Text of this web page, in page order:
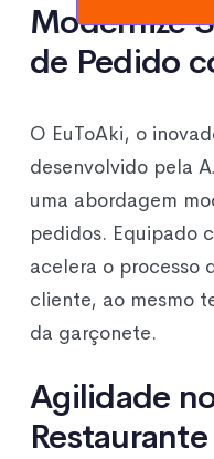
Modernize
de Pedido
O EuToAki, o
desenvolvido pela
uma abordagem
pedidos. Equipado
acelera o processo
cliente, ao mesmo
da garçonete.
Agilidade
Restaurante